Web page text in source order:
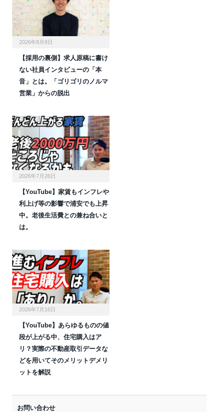
2026年8月8日
【採用の裏側】求人原稿に書け
ない社員インタビューの「本
音」とは。「ゴリゴリのノルマ
営業」からの脱出
2026年7月26日
【YouTube】家賃もインフレや
利上げ等の影響で浦安でも上昇
中。老後生活費との兼ね合いと
は。
2026年7月16日
【YouTube】あらゆるものの値
段が上がる中、住宅購入はア
リ？実際の不動産取引データな
どを用いてそのメリットデメリ
ットを解説
お問い合わせ